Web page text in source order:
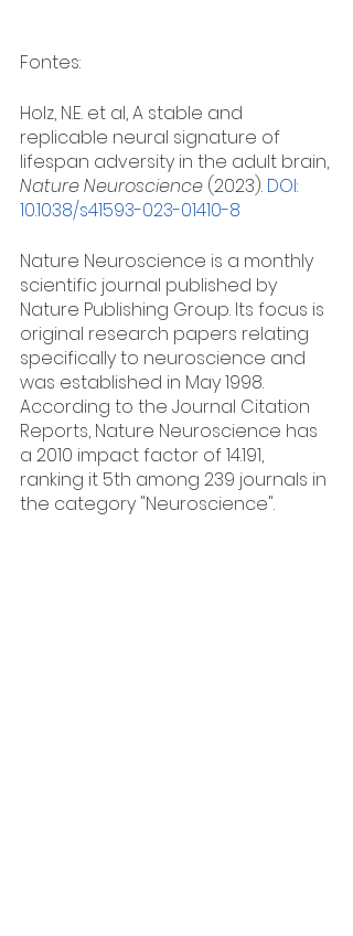
Fontes:
Holz, N.E. et al, A stable and
replicable neural signature of
lifespan adversity in the adult brain,
Nature Neuroscience (2023). DOI:
10.1038/s41593-023-01410-8
Nature Neuroscience is a monthly
scientific journal published by
Nature Publishing Group. Its focus is
original research papers relating
specifically to neuroscience and
was established in May 1998.
According to the Journal Citation
Reports, Nature Neuroscience has
a 2010 impact factor of 14.191,
ranking it 5th among 239 journals in
the category "Neuroscience".